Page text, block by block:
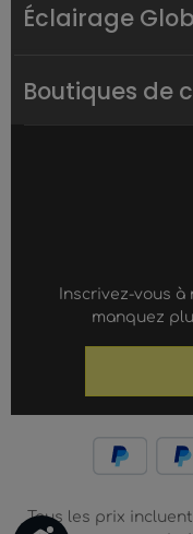
Éclairage
Boutiques de
Inscrivez-vous
manquez
Tous les prix